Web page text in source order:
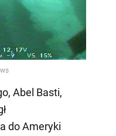
Abel Basti,
do Ameryki